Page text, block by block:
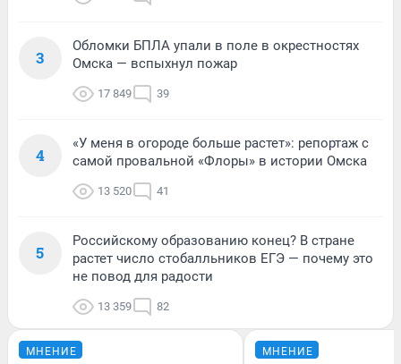
3
Обломки БПЛА упали в поле в окрестностях
Омска — вспыхнул пожар
17 849 39
4
«У меня в огороде больше растет»: репортаж с
самой провальной «Флоры» в истории Омска
13 520 41
5
Российскому образованию конец? В стране
растет число стобалльников ЕГЭ — почему это
не повод для радости
13 359 82
МНЕНИЕ МНЕНИЕ